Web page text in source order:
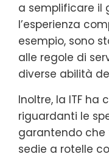
a semplificare il
l’esperienza
esempio, sono
alle regole di
diverse abilità
Inoltre, la ITF ha
riguardanti le
garantendo che
sedie a rotelle